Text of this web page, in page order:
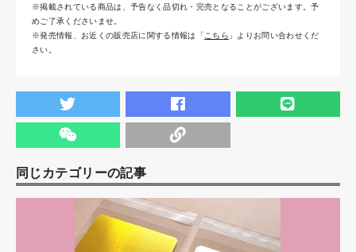
※掲載されている商品は、予告なく品切れ・完売となることがございます。予
めご了承くださいませ。
※発売情報、お近くの販売店に関する情報は「こちら 」よりお問い合わせくだ
さい。
同じカテゴリーの記事